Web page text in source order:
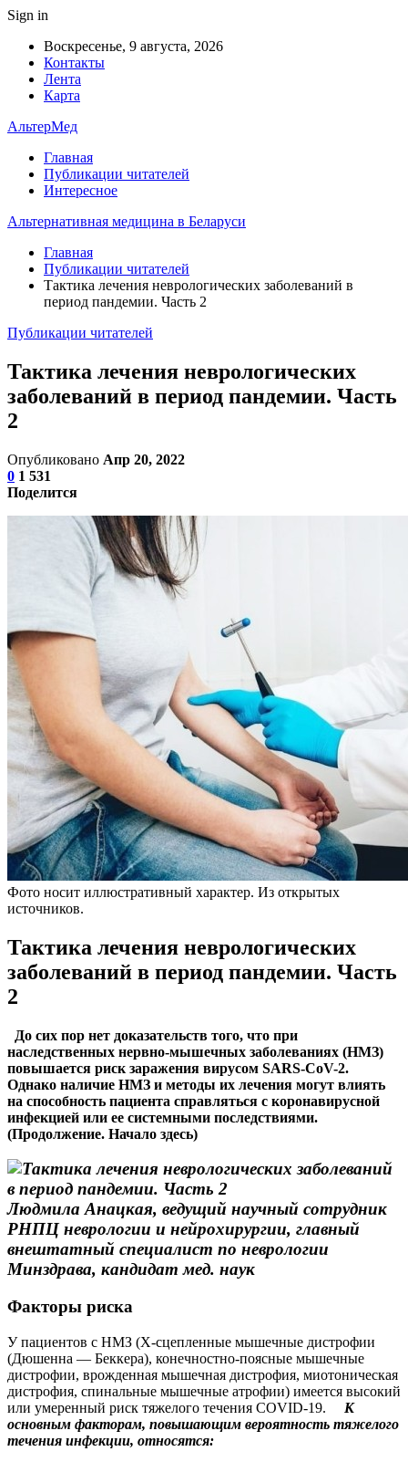
Sign in
Воскресенье, 9 августа, 2026
Контакты
Лента
Карта
АльтерМед
Главная
Публикации читателей
Интересное
Альтернативная медицина в Беларуси
Главная
Публикации читателей
Тактика лечения неврологических заболеваний в
период пандемии. Часть 2
Публикации читателей
Тактика лечения неврологических
заболеваний в период пандемии. Часть
2
Опубликовано Апр 20, 2022
0 1 531
Поделится
Фото носит иллюстративный характер. Из открытых
источников.
Тактика лечения неврологических
заболеваний в период пандемии. Часть
2
До сих пор нет доказательств того, что при
наследственных нервно-мышечных заболеваниях (НМЗ)
повышается риск заражения вирусом SARS-CoV-2.
Однако наличие НМЗ и методы их лечения могут влиять
на способность пациента справляться с коронавирусной
инфекцией или ее системными последствиями.
(Продолжение. Начало здесь)
Людмила Анацкая, ведущий научный сотрудник
РНПЦ неврологии и нейрохирургии, главный
внештатный специалист по неврологии
Минздрава, кандидат мед. наук
Факторы риска
У пациентов c НМЗ (Х-сцепленные мышечные дистрофии
(Дюшенна — Беккера), конечностно-поясные мышечные
дистрофии, врожденная мышечная дистрофия, миотоническая
дистрофия, спинальные мышечные атрофии) имеется высокий
или умеренный риск тяжелого течения COVID-19.
К
основным факторам, повышающим вероятность тяжелого
течения инфекции, относятся: